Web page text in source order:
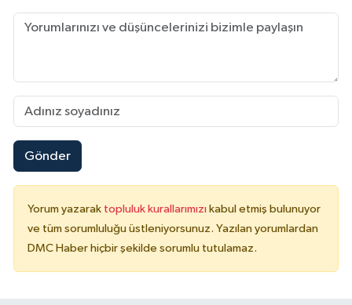
Gönder
Yorum yazarak topluluk kurallarımızı kabul etmiş bulunuyor
ve tüm sorumluluğu üstleniyorsunuz. Yazılan yorumlardan
DMC Haber hiçbir şekilde sorumlu tutulamaz.